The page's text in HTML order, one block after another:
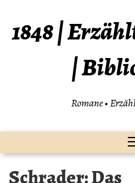
springen
1848 |
|
Romane •
Schrader: Das